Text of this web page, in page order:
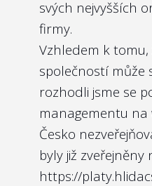
svých nejvyšších
firmy.
Vzhledem k
společností může
rozhodli jsme se
managementu
Česko
byly již zveřejněny
https://